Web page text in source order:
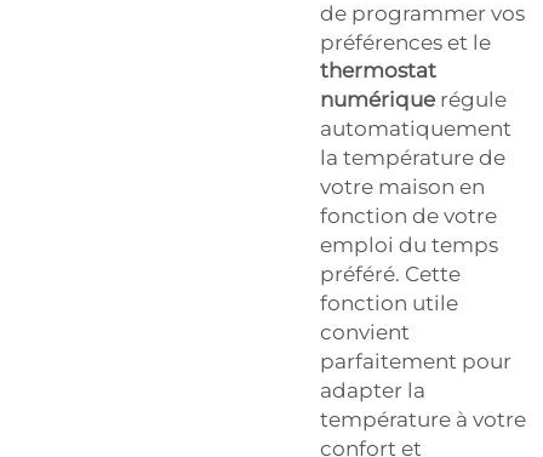
de programmer vos
préférences et le
thermostat
numérique régule
automatiquement
la température de
votre maison en
fonction de votre
emploi du temps
préféré. Cette
fonction utile
convient
parfaitement pour
adapter la
température à votre
confort et